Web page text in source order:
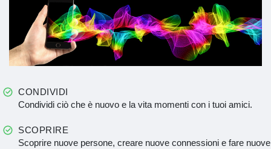
CONDIVIDI
Condividi ciò che è nuovo e la vita momenti con i tuoi amici.
SCOPRIRE
Scoprire nuove persone, creare nuove connessioni e fare nuove